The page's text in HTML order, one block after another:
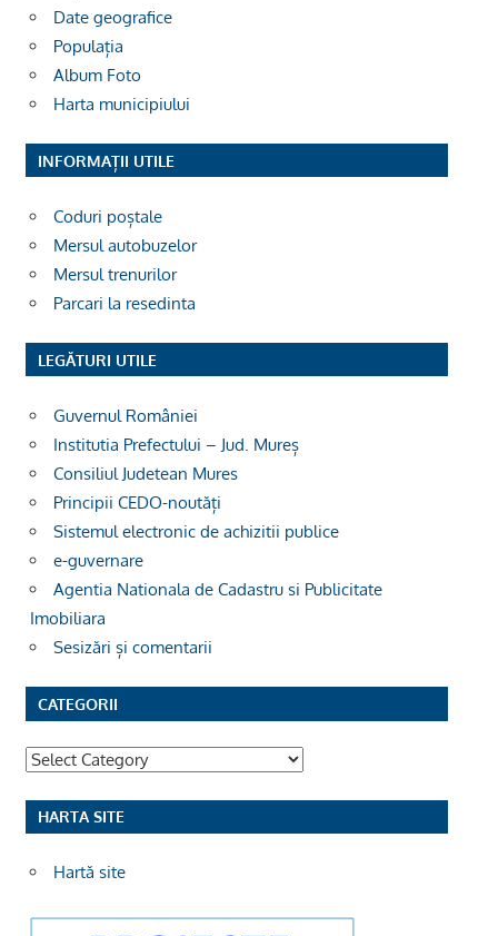
Date geografice
Populația
Album Foto
Harta municipiului
INFORMAȚII UTILE
Coduri poștale
Mersul autobuzelor
Mersul trenurilor
Parcari la resedinta
LEGĂTURI UTILE
Guvernul României
Institutia Prefectului – Jud. Mureș
Consiliul Judetean Mures
Principii CEDO-noutăți
Sistemul electronic de achizitii publice
e-guvernare
Agentia Nationala de Cadastru si Publicitate
Imobiliara
Sesizări și comentarii
CATEGORII
Categorii
HARTA SITE
Hartă site